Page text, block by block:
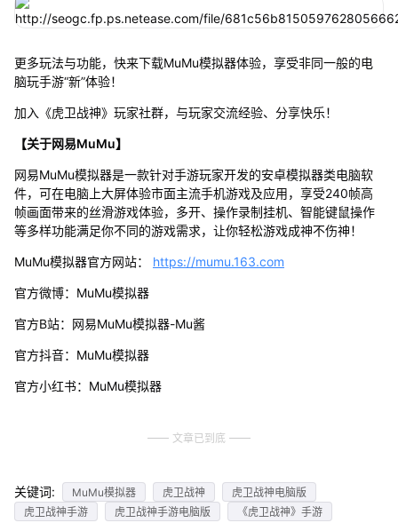
更多玩法与功能，快来下载MuMu模拟器体验，享受非同一般的电
脑玩手游“新”体验！
加入《虎卫战神》玩家社群，与玩家交流经验、分享快乐！
【关于网易MuMu】
网易MuMu模拟器是一款针对手游玩家开发的安卓模拟器类电脑软
件，可在电脑上大屏体验市面主流手机游戏及应用，享受240帧高
帧画面带来的丝滑游戏体验，多开、操作录制挂机、智能键鼠操作
等多样功能满足你不同的游戏需求，让你轻松游戏成神不伤神！
MuMu模拟器官方网站： https://mumu.163.com
官方微博：MuMu模拟器
官方B站：网易MuMu模拟器-Mu酱
官方抖音：MuMu模拟器
官方小红书：MuMu模拟器
文章已到底
关键词: MuMu模拟器 虎卫战神
虎卫战神电脑版
虎卫战神手游
虎卫战神手游电脑版 《虎卫战神》手游